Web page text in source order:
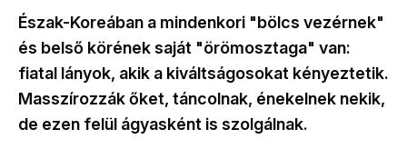
Észak-Koreában a mindenkori "bölcs vezérnek"
és belső körének saját "örömosztaga" van:
fiatal lányok, akik a kiváltságosokat kényeztetik.
Masszírozzák őket, táncolnak, énekelnek nekik,
de ezen felül ágyasként is szolgálnak.